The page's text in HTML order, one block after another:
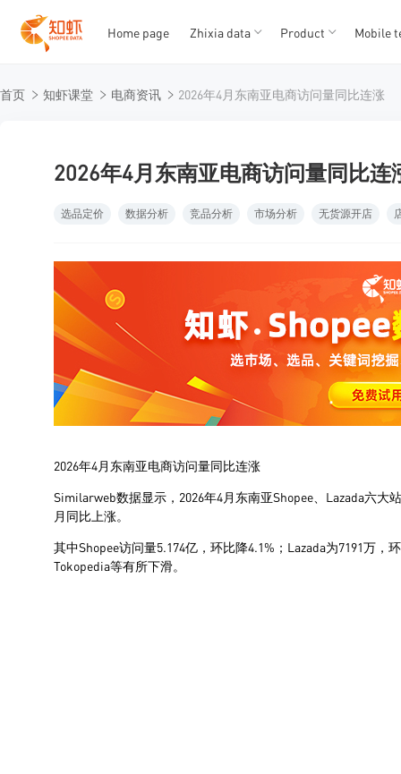
12345
Home page Zhixia data Product Mobile
首页 知虾课堂 电商资讯 2026年4月东南亚电商访问量同比连涨
2026年4月东南亚电商访问量同比连
选品定价 数据分析 竞品分析 市场分析 无货源开店